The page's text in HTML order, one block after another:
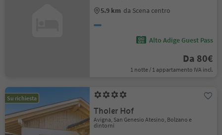
5.9 km da Scena centro
Alto Adige Guest Pass
Da 80€
1 notte / 1 appartamento IVA incl.
Su richiesta
Tholer Hof
Avigna, San Genesio Atesino, Bolzano e
dintorni